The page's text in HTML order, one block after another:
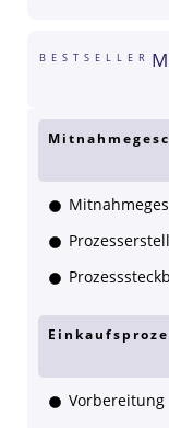
BESTSELLER
Vorbereitung